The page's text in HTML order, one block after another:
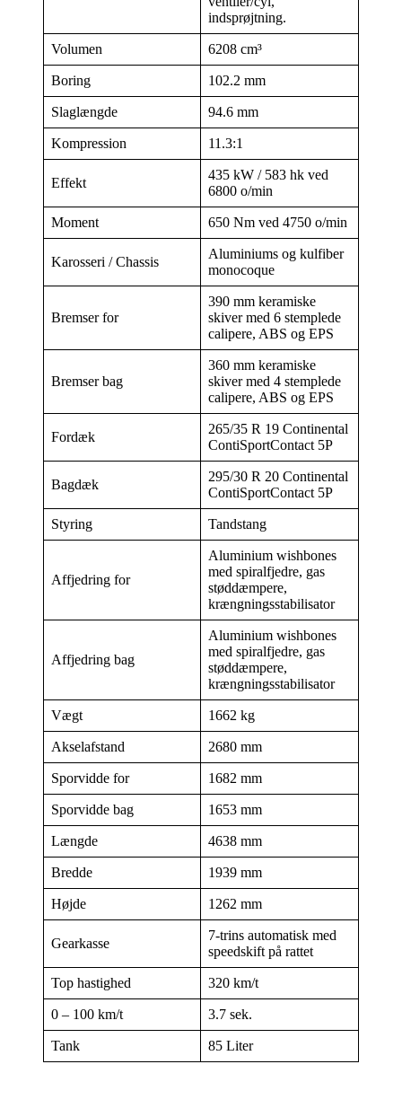
indsprøjtning.
Volumen 6208 cm³
Boring 102.2 mm
Slaglængde 94.6 mm
Kompression 11.3:1
Effekt
435 kW / 583 hk ved
6800 o/min
Moment 650 Nm ved 4750 o/min
Karosseri / Chassis
Aluminiums og kulfiber
monocoque
Bremser for
390 mm keramiske
skiver med 6 stemplede
calipere, ABS og EPS
Bremser bag
360 mm keramiske
skiver med 4 stemplede
calipere, ABS og EPS
Fordæk
265/35 R 19 Continental
ContiSportContact 5P
Bagdæk
295/30 R 20 Continental
ContiSportContact 5P
Styring Tandstang
Affjedring for
Aluminium wishbones
med spiralfjedre, gas
støddæmpere,
krængningsstabilisator
Affjedring bag
Aluminium wishbones
med spiralfjedre, gas
støddæmpere,
krængningsstabilisator
Vægt 1662 kg
Akselafstand 2680 mm
Sporvidde for 1682 mm
Sporvidde bag 1653 mm
Længde 4638 mm
Bredde 1939 mm
Højde 1262 mm
Gearkasse
7-trins automatisk med
speedskift på rattet
Top hastighed 320 km/t
0 – 100 km/t 3.7 sek.
Tank 85 Liter